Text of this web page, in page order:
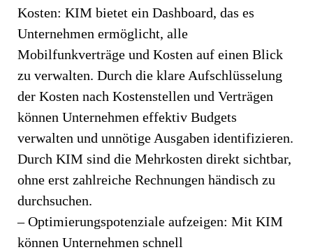
Kosten: KIM bietet ein Dashboard, das es
Unternehmen ermöglicht, alle
Mobilfunkverträge und Kosten auf einen Blick
zu verwalten. Durch die klare Aufschlüsselung
der Kosten nach Kostenstellen und Verträgen
können Unternehmen effektiv Budgets
verwalten und unnötige Ausgaben identifizieren.
Durch KIM sind die Mehrkosten direkt sichtbar,
ohne erst zahlreiche Rechnungen händisch zu
durchsuchen.
– Optimierungspotenziale aufzeigen: Mit KIM
können Unternehmen schnell